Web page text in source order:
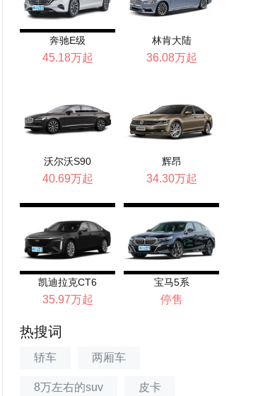
奔驰E级
45.18万起
林肯大陆
36.08万起
沃尔沃S90
40.69万起
辉昂
34.30万起
凯迪拉克CT6
35.97万起
宝马5系
停售
热搜词
轿车 两厢车
8万左右的suv 皮卡